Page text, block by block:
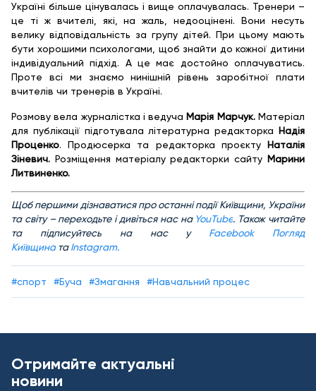
Україні більше цінувалась і вище оплачувалась. Тренери –
це ті ж вчителі, які, на жаль, недооцінені. Вони несуть
велику відповідальність за групу дітей. При цьому мають
бути хорошими психологами, щоб знайти до кожної дитини
індивідуальний підхід. А це має достойно оплачуватись.
Проте всі ми знаємо нинішній рівень заробітної плати
вчителів чи тренерів в Україні.
Розмову вела журналістка і ведучаМарія Марчук.Матеріал
для публікації підготувала літературна редакторка Надія
Проценко. Продюсерка та редакторка проєкту Наталія
Зіневич. Розміщення матеріалу редакторки сайтуМарини
Литвиненко.
Щоб першими дізнаватися про останні події Київщини, України
та світу – переходьте і дивіться нас на YouTube. Також читайте
та підписуйтесь на нас у Facebook Погляд
Київщина таІnstagram.
#спорт #Буча #Змагання #Навчальний процес
Отримайте актуальні
новини